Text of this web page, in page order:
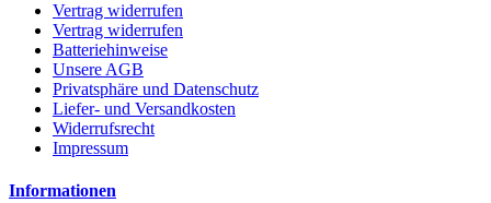
Vertrag widerrufen
Vertrag widerrufen
Batteriehinweise
Unsere AGB
Privatsphäre und Datenschutz
Liefer- und Versandkosten
Widerrufsrecht
Impressum
Informationen